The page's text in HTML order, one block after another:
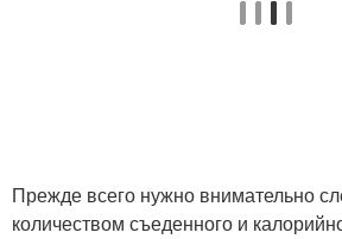
Прежде всего нужно внимательно
количеством съеденного и